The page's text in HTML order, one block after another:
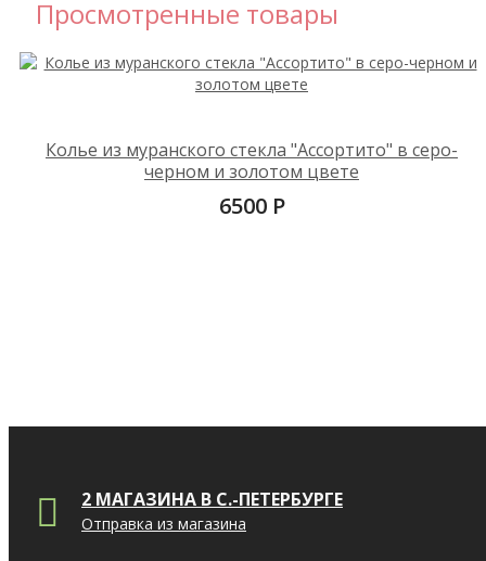
Просмотренные товары
Колье из муранского стекла "Ассортито" в серо-
черном и золотом цвете
6500 Р
2 МАГАЗИНА В С.-ПЕТЕРБУРГЕ
Отправка из магазина